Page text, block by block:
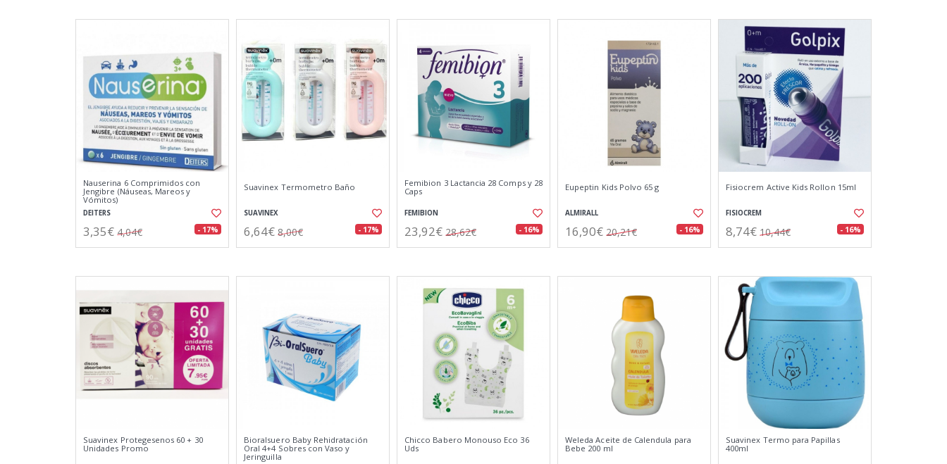
Nauserina 6 Comprimidos con
Jengibre (Náuseas, Mareos y
Vómitos)
DEITERS
3,35€ 4,04€ - 17%
Suavinex Termometro Baño
SUAVINEX
6,64€ 8,00€ - 17%
Femibion 3 Lactancia 28 Comps y 28
Caps
FEMIBION
23,92€ 28,62€ - 16%
Eupeptin Kids Polvo 65 g
ALMIRALL
16,90€ 20,21€ - 16%
Fisiocrem Active Kids Rollon 15ml
FISIOCREM
8,74€ 10,44€ - 16%
Suavinex Protegesenos 60 + 30
Unidades Promo
Bioralsuero Baby Rehidratación
Oral 4+4 Sobres con Vaso y
Jeringuilla
Chicco Babero Monouso Eco 36
Uds
Weleda Aceite de Calendula para
Bebe 200 ml
Suavinex Termo para Papillas
400ml